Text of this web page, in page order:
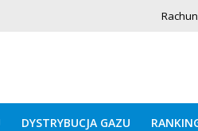
DYSTRYBUCJA GAZU